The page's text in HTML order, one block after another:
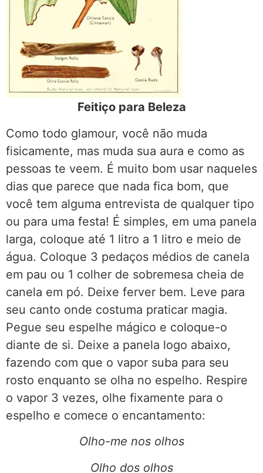
Feitiço para Beleza
Como todo glamour, você não muda
fisicamente, mas muda sua aura e como as
pessoas te veem. É muito bom usar naqueles
dias que parece que nada fica bom, que
você tem alguma entrevista de qualquer tipo
ou para uma festa! É simples, em uma panela
larga, coloque até 1 litro a 1 litro e meio de
água. Coloque 3 pedaços médios de canela
em pau ou 1 colher de sobremesa cheia de
canela em pó. Deixe ferver bem. Leve para
seu canto onde costuma praticar magia.
Pegue seu espelhe mágico e coloque-o
diante de si. Deixe a panela logo abaixo,
fazendo com que o vapor suba para seu
rosto enquanto se olha no espelho. Respire
o vapor 3 vezes, olhe fixamente para o
espelho e comece o encantamento:
Olho-me nos olhos
Olho dos olhos